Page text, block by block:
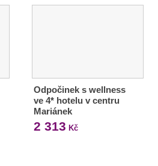
Odpočinek s wellness
ve 4* hotelu v centru
Mariánek
2 313 Kč